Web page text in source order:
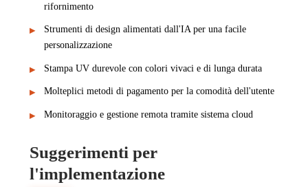
rifornimento
Strumenti di design alimentati dall'IA per una facile
personalizzazione
Stampa UV durevole con colori vivaci e di lunga durata
Molteplici metodi di pagamento per la comodità dell'utente
Monitoraggio e gestione remota tramite sistema cloud
Suggerimenti per
l'implementazione